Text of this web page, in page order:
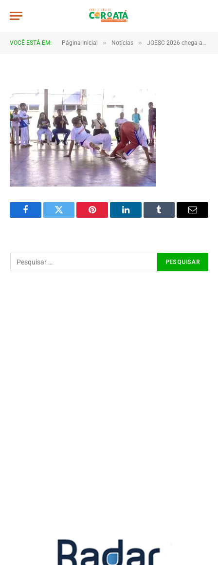
VOCÊ ESTÁ EM: Página Inicial » Notícias » JOESC 2026 chega ao fim após dias de emoção, talento e espírito esportivo em Coroatá
JWR_3329
FacebookTwitter Pinterest LinkedInTumblr Email